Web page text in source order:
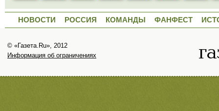
НОВОСТИ РОССИЯ КОМАНДЫ ФАНФЕСТ
© «Газета.Ru», 2012
Информация об ограничениях